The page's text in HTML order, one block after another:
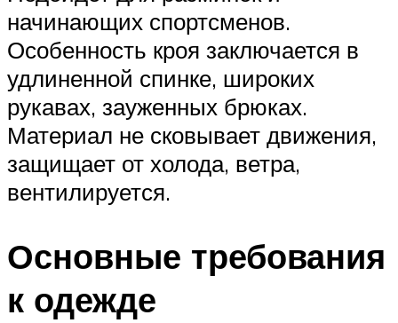
начинающих спортсменов.
Особенность кроя заключается в
удлиненной спинке, широких
рукавах, зауженных брюках.
Материал не сковывает движения,
защищает от холода, ветра,
вентилируется.
Основные требования
к одежде